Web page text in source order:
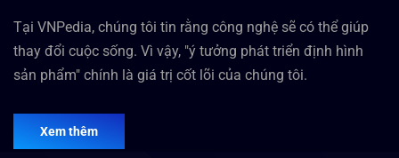
Tại VNPedia, chúng tôi tin rằng công nghệ sẽ có thể giúp
thay đổi cuộc sống. Vì vậy, "ý tưởng phát triển định hình
sản phẩm" chính là giá trị cốt lõi của chúng tôi.
Xem thêm